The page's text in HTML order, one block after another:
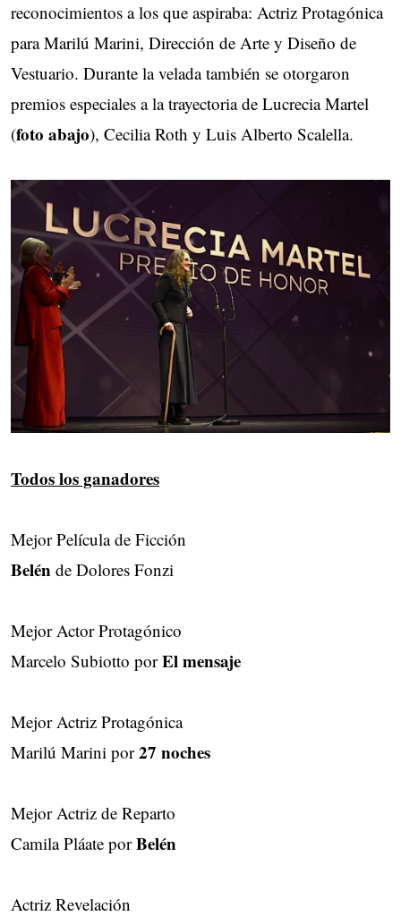
reconocimientos a los que aspiraba: Actriz Protagónica
para Marilú Marini, Dirección de Arte y Diseño de
Vestuario. Durante la velada también se otorgaron
premios especiales a la trayectoria de Lucrecia Martel
(foto abajo), Cecilia Roth y Luis Alberto Scalella.
Todos los ganadores
Mejor Película de Ficción
Belén de Dolores Fonzi
Mejor Actor Protagónico
Marcelo Subiotto porEl mensaje
Mejor Actriz Protagónica
Marilú Marini por27 noches
Mejor Actriz de Reparto
Camila Pláate porBelén
Actriz Revelación